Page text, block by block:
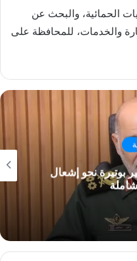
الحمائية، والبحث عن
والخدمات، للمحافظة على
بوتيرة نحو إشعال